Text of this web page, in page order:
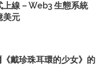
線－Web3 生態系統
美元
戴珍珠耳環的少女》的